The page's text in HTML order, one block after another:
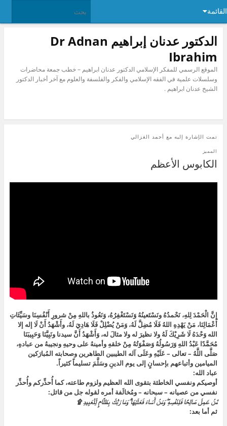
القائمة
الدكتور عدنان إبراهيم Dr Adnan
Ibrahim
الموقع الرسمي للمفكر الإسلامي الدكتور عدنان ابراهيم – خطب جمعة محاضرات
وسلسلات علمية في الفقه الإسلامي والفكر والفلسفة والعلوم مع آخر أخبار الدكتور
الشيخ عدنان ابراهيم .
تمت الإشارة إليه مع أحمد الغزالي
الكابوس الأعظم
المميز
إِنَّ الْحَمْدَ لِلهِ، نَحْمدُهُ ونَسْتَعينُهُ وَنَسْتَغْفِرُهُ، وَنَعُوذُ باللهِ مِنْ شرورِ أَنْفُسِنَا وسَيِّئَاتِ
أَعْمَالِنَا، مَنْ يَهْدِهِ اللهُ فَلَا مُضِلَّ لَهُ، وَمَنْ يُضْلِلْ فَلَا هَادِيَ لَهُ، وأَشْهَدُ أَنْ لَا إله إلا
الله وَحْدَهُ لَا شَرِيْكَ لَهُ ولا نظيرَ له ولا مثالَ له، وَأَشْهَدُ أَنَّ سيدنا ونَبِيَّنَا وَحَبِيبَنَا
مُحَمَّدًا عَبْدُ اللهِ وَرَسُولُهُ وَصَفْوَتُهُ مِنْ خلقهِ وأمينهُ على وحيهِ ونجيبهُ من عبادهِ،
صَلَّى اللَّهُ – تعالى – عَلَيْهِ وعَلَى آله الطيبين الطاهرين وصحابته المُبارَكين
الميامين وأتباعهم بإحسانٍ إلى يوم الدينِ وسَلَّمَ تسليماً كثيراً.
عباد الله:
أوصيكم ونفسي الخاطئة بتقوى الله العظيم ولزوم طاعته، كما أُحذِّركم وأُحذِّر
نفسي من عصيانه – سبحانه – ومُخالَفة أمره لقوله جل من قائل:
مَّنْ عَمِلَ صَالِحًا فَلِنَفْسِهِ ۖ وَمَنْ أَسَاءَ فَعَلَيْهَا ۗ وَمَا رَبُّكَ بِظَلَّامٍ لِّلْعَبِيدِ ۩
ثم أما بعد: